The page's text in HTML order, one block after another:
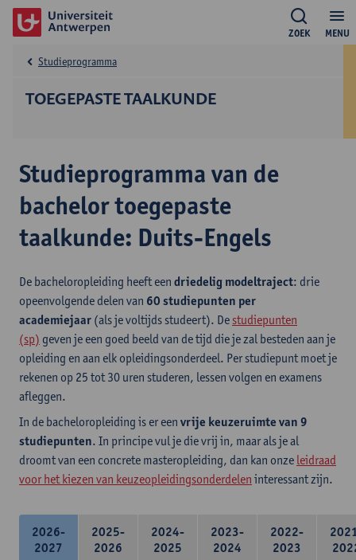
MENU
ZOEK
TOEGEPASTE TAALKUNDE
Studieprogramma
Studieprogramma van de
bachelor toegepaste
taalkunde: Duits-Engels
De bacheloropleiding heeft een driedelig modeltraject: drie
opeenvolgende delen van 60 studiepunten per
academiejaar (als je voltijds studeert). De studiepunten
(sp) geven je een goed beeld van de tijd die je zal besteden aan je
opleiding en aan elk opleidingsonderdeel. Per studiepunt moet je
rekenen op 25 tot 30 uren studeren, lessen volgen en examens
afleggen.
In de bacheloropleiding is er een vrije keuzeruimte van 9
studiepunten. In principe vul je die vrij in, maar als je al
droomt van een concrete masteropleiding, dan kan onze leidraad
voor het kiezen van keuzeopleidingsonderdelen interessant zijn.
2026-
2027
2025-
2026
2024-
2025
2023-
2024
2022-
2023